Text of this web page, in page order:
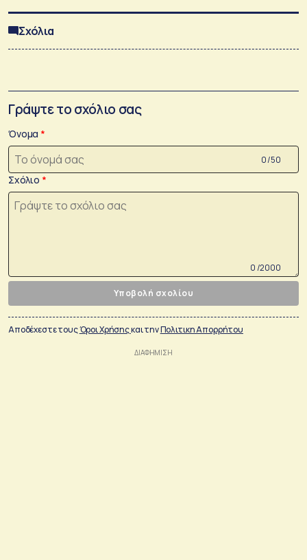
Σχόλια
Γράψτε το σχόλιο σας
Όνομα
0 /50
Σχόλιο
0 /2000
Υποβολή σχολίου
Αποδέχεστε τουςΌροι Χρήσηςκαι τηνΠολιτικη Απορρήτου